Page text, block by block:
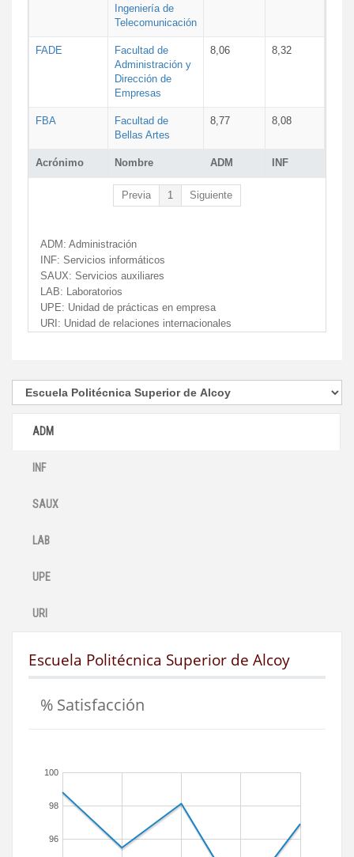
Acrónimo Nombre ADM INF
Ingeniería de
Telecomunicación
FADE
Facultad de
Administración y
Dirección de
Empresas
8,06 8,32
FBA
Facultad de
Bellas Artes
8,77 8,08
Previa 1 Siguiente
ADM: Administración
INF: Servicios informáticos
SAUX: Servicios auxiliares
LAB: Laboratorios
UPE: Unidad de prácticas en empresa
URI: Unidad de relaciones internacionales
ADM
INF
SAUX
LAB
UPE
URI
Escuela Politécnica Superior de Alcoy
% Satisfacción
96
98
100